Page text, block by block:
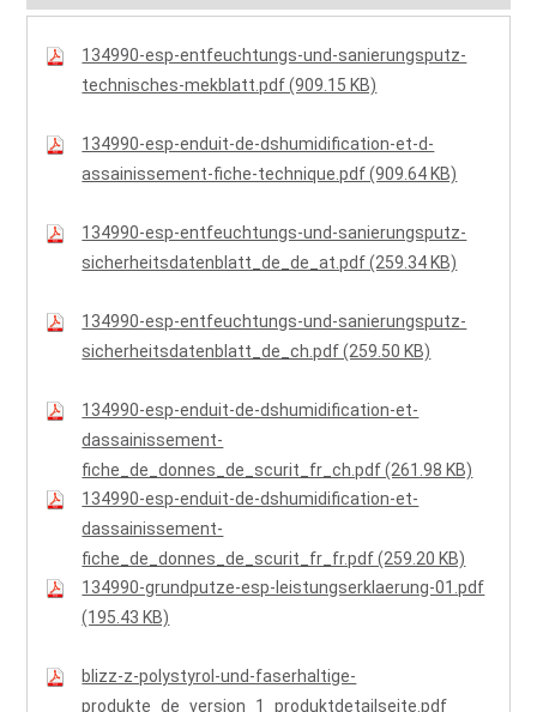
134990-esp-entfeuchtungs-und-sanierungsputz-
technisches-mekblatt.pdf (909.15 KB)
134990-esp-enduit-de-dshumidification-et-d-
assainissement-fiche-technique.pdf (909.64 KB)
134990-esp-entfeuchtungs-und-sanierungsputz-
sicherheitsdatenblatt_de_de_at.pdf (259.34 KB)
134990-esp-entfeuchtungs-und-sanierungsputz-
sicherheitsdatenblatt_de_ch.pdf (259.50 KB)
134990-esp-enduit-de-dshumidification-et-
dassainissement-
fiche_de_donnes_de_scurit_fr_ch.pdf (261.98 KB)
134990-esp-enduit-de-dshumidification-et-
dassainissement-
fiche_de_donnes_de_scurit_fr_fr.pdf (259.20 KB)
134990-grundputze-esp-leistungserklaerung-01.pdf
(195.43 KB)
blizz-z-polystyrol-und-faserhaltige-
produkte_de_version_1_produktdetailseite.pdf